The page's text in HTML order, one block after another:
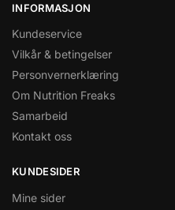
INFORMASJON
Kundeservice
Vilkår & betingelser
Personvernerklæring
Om Nutrition Freaks
Samarbeid
Kontakt oss
KUNDESIDER
Mine sider